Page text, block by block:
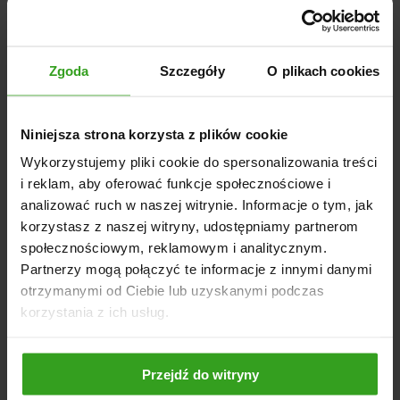
Zgoda Szczegóły O plikach cookies
Niniejsza strona korzysta z plików cookie
Wykorzystujemy pliki cookie do spersonalizowania treści
i reklam, aby oferować funkcje społecznościowe i
analizować ruch w naszej witrynie. Informacje o tym, jak
korzystasz z naszej witryny, udostępniamy partnerom
społecznościowym, reklamowym i analitycznym.
Partnerzy mogą połączyć te informacje z innymi danymi
otrzymanymi od Ciebie lub uzyskanymi podczas
korzystania z ich usług.
Przejdź do witryny
jest na trzypunktowy układ zawieszenia kategorii I
Solidna konstrukcja maszyny, wykonana została z
DANE TECHNICZNE
Szerokość robocza wysiewu: 125 cm / 145 cm / 165 cm
Szerokość wału strunowego: 145 cm / 165 cm / 185 cm
Pojemność siewnika: 125 l / 145 l / 165 l
Średnica wału strunowego: 31 cm
Waga siewnika z wałem: 125 kg / 135 kg / 145 kg